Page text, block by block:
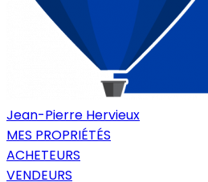
Jean-Pierre Hervieux
MES PROPRIÉTÉS
ACHETEURS
VENDEURS